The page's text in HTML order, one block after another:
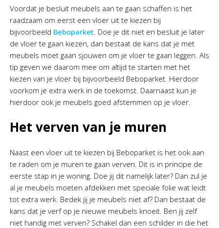
Voordat je besluit meubels aan te gaan schaffen is het
raadzaam om eerst een vloer uit te kiezen bij
bijvoorbeeld Beboparket. Doe je dit niet en besluit je later
de vloer te gaan kiezen, dan bestaat de kans dat je met
meubels moet gaan sjouwen om je vloer te gaan leggen. Als
tip geven we daarom mee om altijd te starten met het
kiezen van je vloer bij bijvoorbeeld Beboparket. Hierdoor
voorkom je extra werk in de toekomst. Daarnaast kun je
hierdoor ook je meubels goed afstemmen op je vloer.
Het verven van je muren
Naast een vloer uit te kiezen bij Beboparket is het ook aan
te raden om je muren te gaan verven. Dit is in principe de
eerste stap in je woning. Doe jij dit namelijk later? Dan zul je
al je meubels moeten afdekken met speciale folie wat leidt
tot extra werk. Bedek jij je meubels niet af? Dan bestaat de
kans dat je verf op je nieuwe meubels knoeit. Ben jij zelf
niet handig met verven? Schakel dan een schilder in die het